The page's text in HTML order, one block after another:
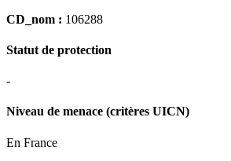
CD_nom : 106288
Statut de protection
-
Niveau de menace (critères UICN)
En France